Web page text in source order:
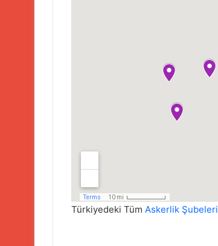
Türkiyedeki Tüm Askerlik Şubeleri